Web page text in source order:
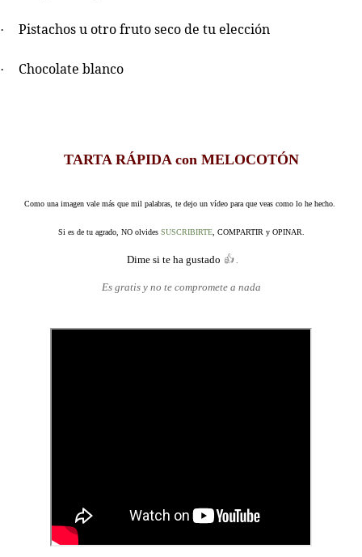
· Pistachos u otro fruto seco de tu elección
· Chocolate blanco
TARTA RÁPIDA con MELOCOTÓN
Como una imagen vale más que mil palabras, te dejo un vídeo para que veas como lo he hecho.
Si es de tu agrado, NOolvides SUSCRIBIRTE, COMPARTIR y OPINAR.
Dime si te ha gustado 👍 .
Es gratis y no te compromete a nada